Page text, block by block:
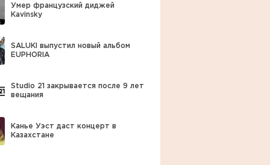
Умер французский диджей
Kavinsky
SALUKI выпустил новый альбом
EUPHORIA
Studio 21 закрывается после 9 лет
вещания
Канье Уэст даст концерт в
Казахстане